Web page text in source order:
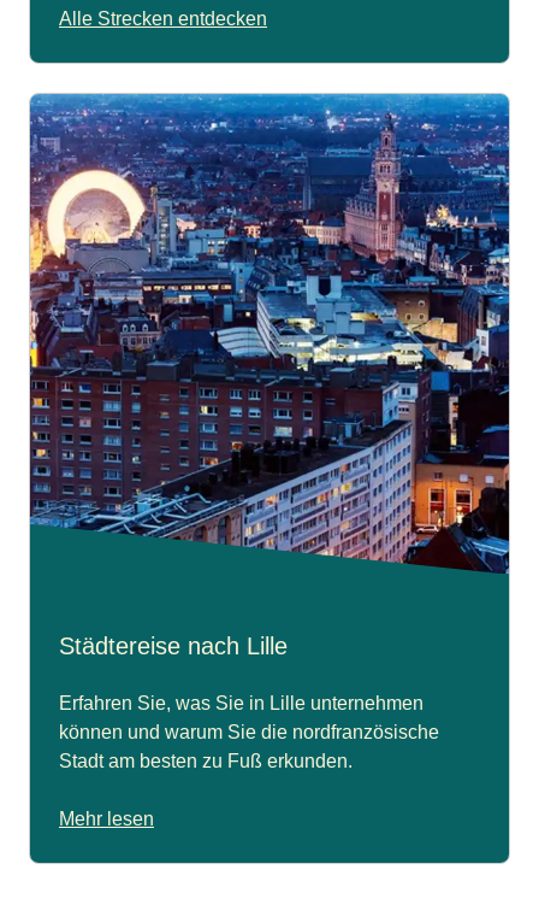
Alle Strecken entdecken
Städtereise nach Lille
Erfahren Sie, was Sie in Lille unternehmen
können und warum Sie die nordfranzösische
Stadt am besten zu Fuß erkunden.
Mehr lesen